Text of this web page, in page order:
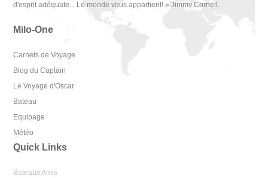
d'esprit adéquate... Le monde vous appartient! » Jimmy Cornell.
Milo-One
Carnets de Voyage
Blog du Captain
Le Voyage d'Oscar
Bateau
Equipage
Météo
Quick Links
Bateaux Amis